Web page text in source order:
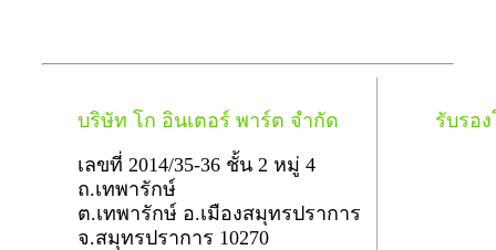
บริษัท โก อินเตอร์ พาร์ต จำกัด
เลขที่ 2014/35-36 ชั้น 2 หมู่ 4
ถ.เทพารักษ์
ต.เทพารักษ์ อ.เมืองสมุทรปราการ
จ.สมุทรปราการ 10270
รับรอ